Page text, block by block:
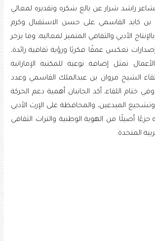
راشد شرار عن بالغ شكره وتقديره لمعالي
بن كايد القاسمي على حسن الاستقبال وكرم
الأدبي والثقافي المتميز لمعاليه، وما يزخر
تعكس عمقًا فكريًا ورؤية ثقافية رائدة،
تمثل إضافة نوعية للمكتبة الإماراتية
الشيخ مروان بن عبدالملك القاسمي وعدد
ختام اللقاء، أكد الجانبان أهمية دعم الحركة
وتشجيع المبدعين، والمحافظة على الإرث الأدبي
أصيلًا من الهوية الوطنية والتراث الثقافي
المتحدة.